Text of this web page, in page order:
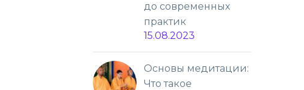
до современных
практик
15.08.2023
Основы медитации:
Что такое